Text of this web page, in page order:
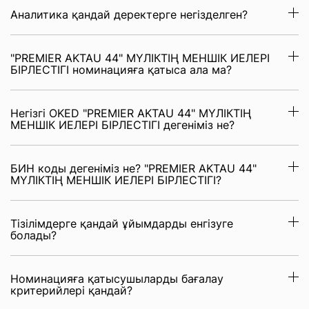
Аналитика қандай деректерге негізделген?
"PREMIER AKTAU 44" МҮЛІКТІҢ МЕНШІК ИЕЛЕРІ
БІРЛЕСТІГІ номинацияға қатыса ала ма?
Негізгі OKED "PREMIER AKTAU 44" МҮЛІКТІҢ
МЕНШІК ИЕЛЕРІ БІРЛЕСТІГІ дегеніміз не?
БИН коды дегеніміз не? "PREMIER AKTAU 44"
МҮЛІКТІҢ МЕНШІК ИЕЛЕРІ БІРЛЕСТІГІ?
Тізілімдерге қандай ұйымдарды енгізуге
болады?
Номинацияға қатысушыларды бағалау
критерийлері қандай?